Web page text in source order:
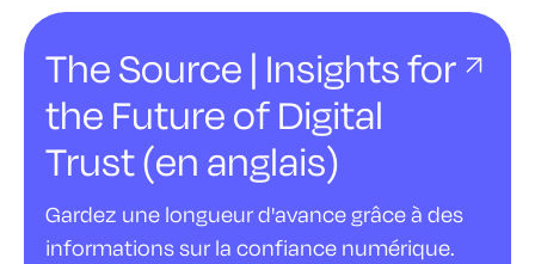
The Source | Insights for
the Future of Digital
Trust (en anglais)
Gardez une longueur d'avance grâce à des
informations sur la confiance numérique.